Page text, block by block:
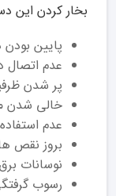
بخار کردن این
پایین
عدم
پر شدن
خالی شدن
عدم
بروز نقص
نوسانات برق
رسوب